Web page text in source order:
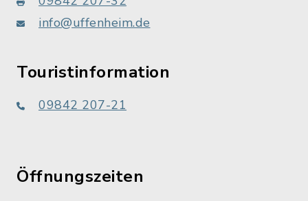
info@uffenheim.de
Touristinformation
09842 207-21
Öffnungszeiten